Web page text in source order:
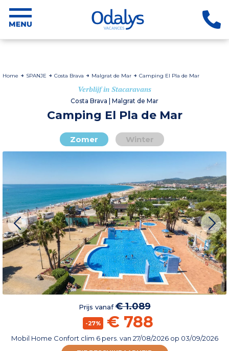
Home SPANJE Costa Brava Malgrat de Mar Camping El Pla de Mar
Verblijf in Stacaravans
Costa Brava | Malgrat de Mar
Camping El Pla de Mar
Zomer Winter
Prijs vanaf€ 1.089
-27% € 788
Mobil Home Confort clim 6 pers. van 27/08/2026op 03/09/2026